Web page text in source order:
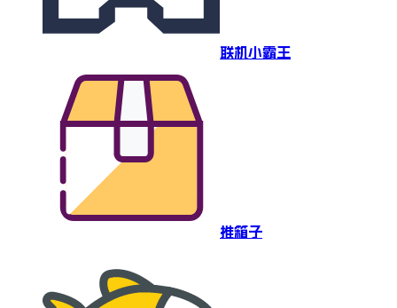
联机小霸王
推箱子